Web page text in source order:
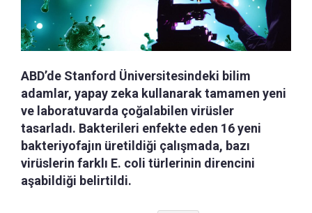
ABD’de Stanford Üniversitesindeki bilim
adamlar, yapay zeka kullanarak tamamen yeni
ve laboratuvarda çoğalabilen virüsler
tasarladı. Bakterileri enfekte eden 16 yeni
bakteriyofajın üretildiği çalışmada, bazı
virüslerin farklı E. coli türlerinin direncini
aşabildiği belirtildi.